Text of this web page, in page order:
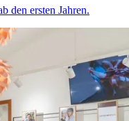
den ersten Jahren.